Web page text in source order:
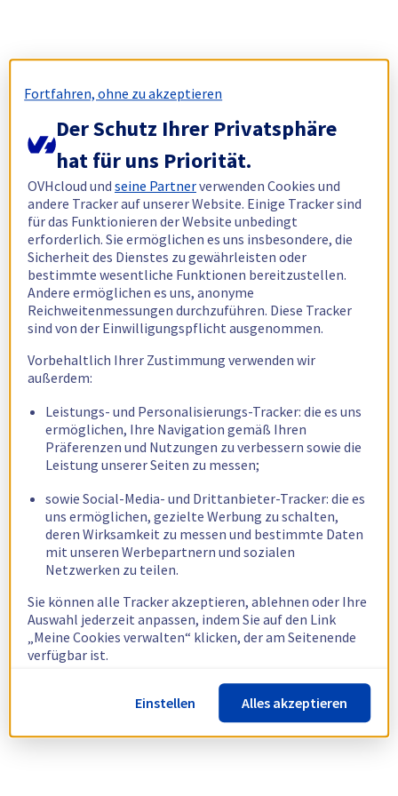
Fortfahren, ohne zu akzeptieren
Der Schutz Ihrer Privatsphäre
hat für uns Priorität.
OVHcloud undseine Partnerverwenden Cookies und
andere Tracker auf unserer Website. Einige Tracker sind
für das Funktionieren der Website unbedingt
erforderlich. Sie ermöglichen es uns insbesondere, die
Sicherheit des Dienstes zu gewährleisten oder
bestimmte wesentliche Funktionen bereitzustellen.
Andere ermöglichen es uns, anonyme
Reichweitenmessungen durchzuführen. Diese Tracker
sind von der Einwilligungspflicht ausgenommen.
Vorbehaltlich Ihrer Zustimmung verwenden wir
außerdem:
Leistungs- und Personalisierungs-Tracker: die es uns
ermöglichen, Ihre Navigation gemäß Ihren
Präferenzen und Nutzungen zu verbessern sowie die
Leistung unserer Seiten zu messen;
sowie Social-Media- und Drittanbieter-Tracker: die es
uns ermöglichen, gezielte Werbung zu schalten,
deren Wirksamkeit zu messen und bestimmte Daten
mit unseren Werbepartnern und sozialen
Netzwerken zu teilen.
Sie können alle Tracker akzeptieren, ablehnen oder Ihre
Auswahl jederzeit anpassen, indem Sie auf den Link
„Meine Cookies verwalten“ klicken, der am Seitenende
verfügbar ist.
Weitere Informationen finden Sie in unsererRichtlinie
zur Verwendung von Cookies.
Einstellen Alles akzeptieren